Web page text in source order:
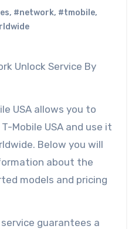
, #network, #tmobile,
Unlock Service By
USA allows you to
Mobile USA and use it
Below you will
about the
models and pricing
service guarantees a